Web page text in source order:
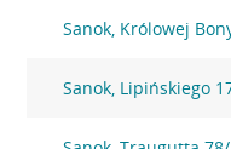
Sanok, Królowej
Sanok, Lipińskiego